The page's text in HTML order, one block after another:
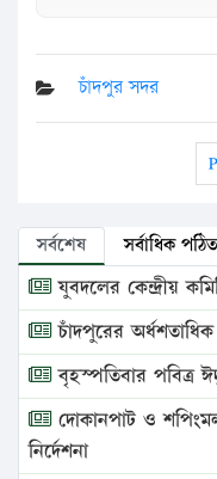
চাঁদপুর সদর
সর্বশেষ সর্বাধিক পঠিত
যুবদলের কেন্দ্রীয়
চাঁদপুরের
বৃহস্পতিবার পবিত্র
দোকানপাট ও শপিংমল
নির্দেশনা